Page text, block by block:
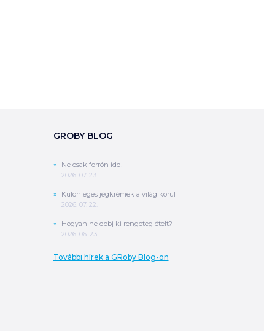
MPL szállítás esetén a csomagolási
információ
MEGRENDELÉS
GROBY BLOG
Ne csak forrón idd!
2026. 07. 23.
Különleges jégkrémek a világ körül
2026. 07. 22.
Hogyan ne dobj ki rengeteg ételt?
2026. 06. 23.
További hírek a GRoby Blog-on